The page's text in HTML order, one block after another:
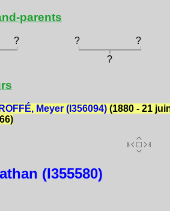
parents
? ?
?
?
ROFFÉ, Meyer (I356094)(1880 - 21
(I355580)